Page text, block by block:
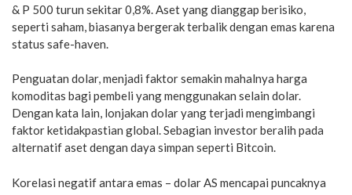
& P 500 turun sekitar 0,8%. Aset yang dianggap berisiko,
seperti saham, biasanya bergerak terbalik dengan emas karena
status safe-haven.
Penguatan dolar, menjadi faktor semakin mahalnya harga
komoditas bagi pembeli yang menggunakan selain dolar.
Dengan kata lain, lonjakan dolar yang terjadi mengimbangi
faktor ketidakpastian global. Sebagian investor beralih pada
alternatif aset dengan daya simpan seperti Bitcoin.
Korelasi negatif antara emas – dolar AS mencapai puncaknya